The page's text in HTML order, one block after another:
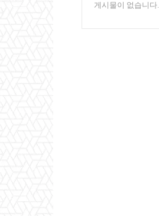
게시물이 없습니다.